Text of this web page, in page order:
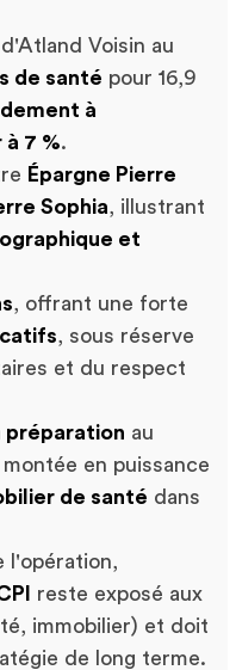
Voisin au
de santé pour 16,9
à
7 %.
Épargne Pierre
Sophia , illustrant
et
, offrant une forte
, sous réserve
et du respect
préparation au
en puissance
de santé dans
reste exposé aux
immobilier) et doit
de long terme.